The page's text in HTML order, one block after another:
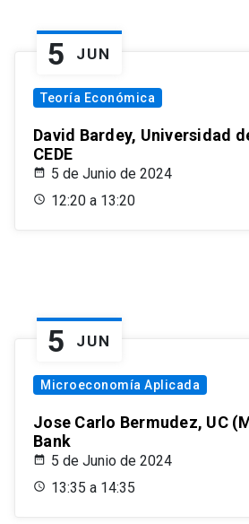
5 JUN
Teoría Económica
David Bardey, Universidad
CEDE
5 de Junio de 2024
12:20 a 13:20
5 JUN
Microeconomía Aplicada
Jose Carlo Bermudez, UC
Bank
5 de Junio de 2024
13:35 a 14:35